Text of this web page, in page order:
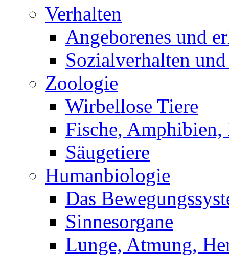
Verhalten
Angeborenes und
Sozialverhalten
Zoologie
Wirbellose Tiere
Fische,
Säugetiere
Humanbiologie
Das
Sinnesorgane
Lunge, Atmung,